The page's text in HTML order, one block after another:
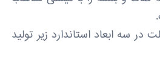
سه ابعاد استاندارد زیر تولید